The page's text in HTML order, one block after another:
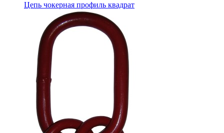
Цепь чокерная профиль квадрат